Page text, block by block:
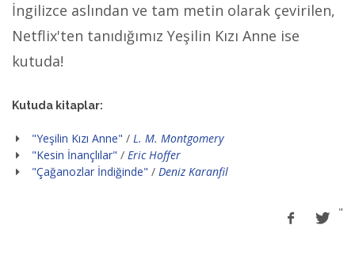
İngilizce aslından ve tam metin olarak çevirilen,
Netflix'ten tanıdığımız Yeşilin Kızı Anne ise
kutuda!
Kutuda kitaplar:
"Yeşilin Kızı Anne" / L. M. Montgomery
"Kesin İnançlılar" / Eric Hoffer
"Çağanozlar İndiğinde" / Deniz Karanfil
"